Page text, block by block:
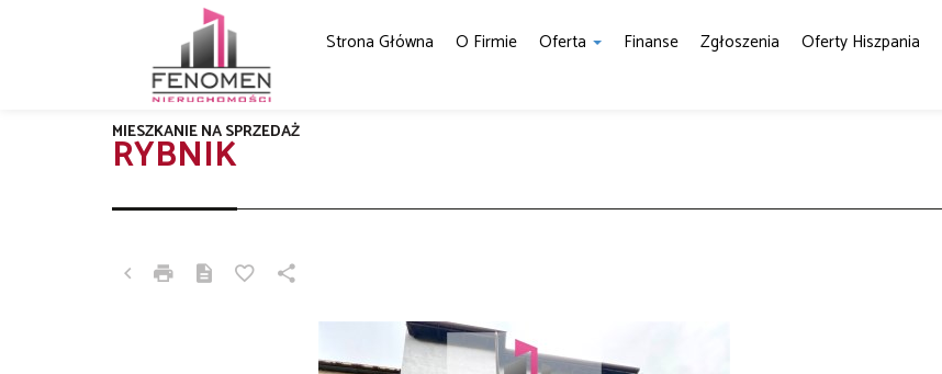
Strona Główna O Firmie Oferta Finanse Zgłoszenia Oferty Hiszpania
RYBNIK
MIESZKANIE NA SPRZEDAŻ